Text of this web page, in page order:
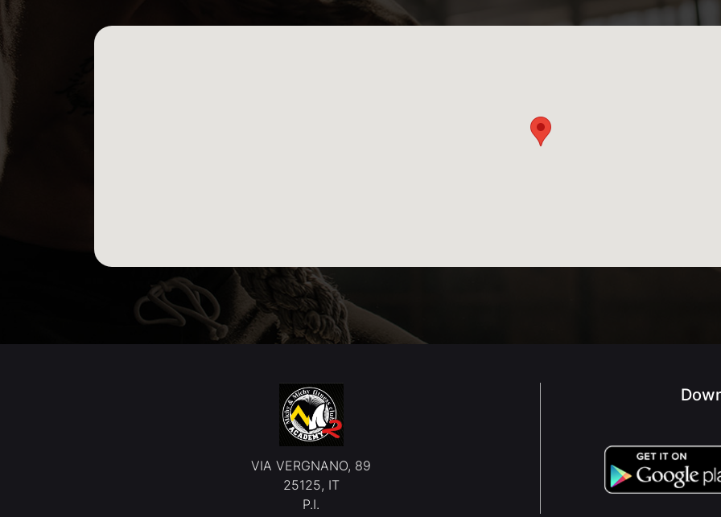
VIA VERGNANO, 89
25125, IT
P.I.